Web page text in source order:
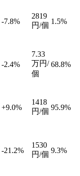
-7.8%
2819
円/個 1.5%
-2.4%
7.33
万円/
個
68.8%
+9.0%
1418
円/個 95.9%
-21.2%
1530
円/個 9.3%